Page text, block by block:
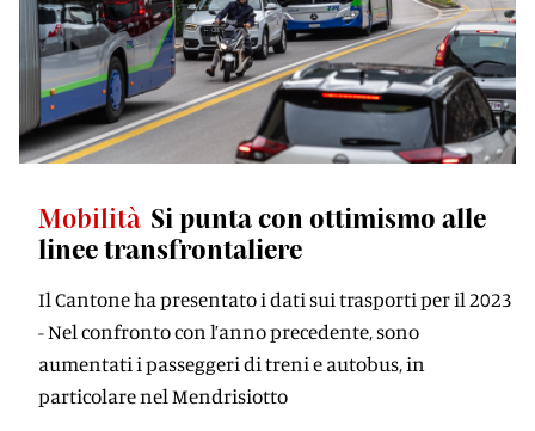
Mobilità Si punta con ottimismo alle
linee transfrontaliere
Il Cantone ha presentato i dati sui trasporti per il 2023
- Nel confronto con l’anno precedente, sono
aumentati i passeggeri di treni e autobus, in
particolare nel Mendrisiotto